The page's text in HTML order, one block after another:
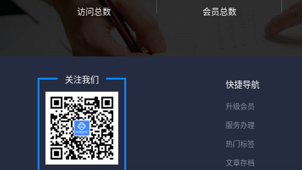
访问总数 会员总数
关注我们 快捷导航
升级会员
服务办理
热门标签
文章存档